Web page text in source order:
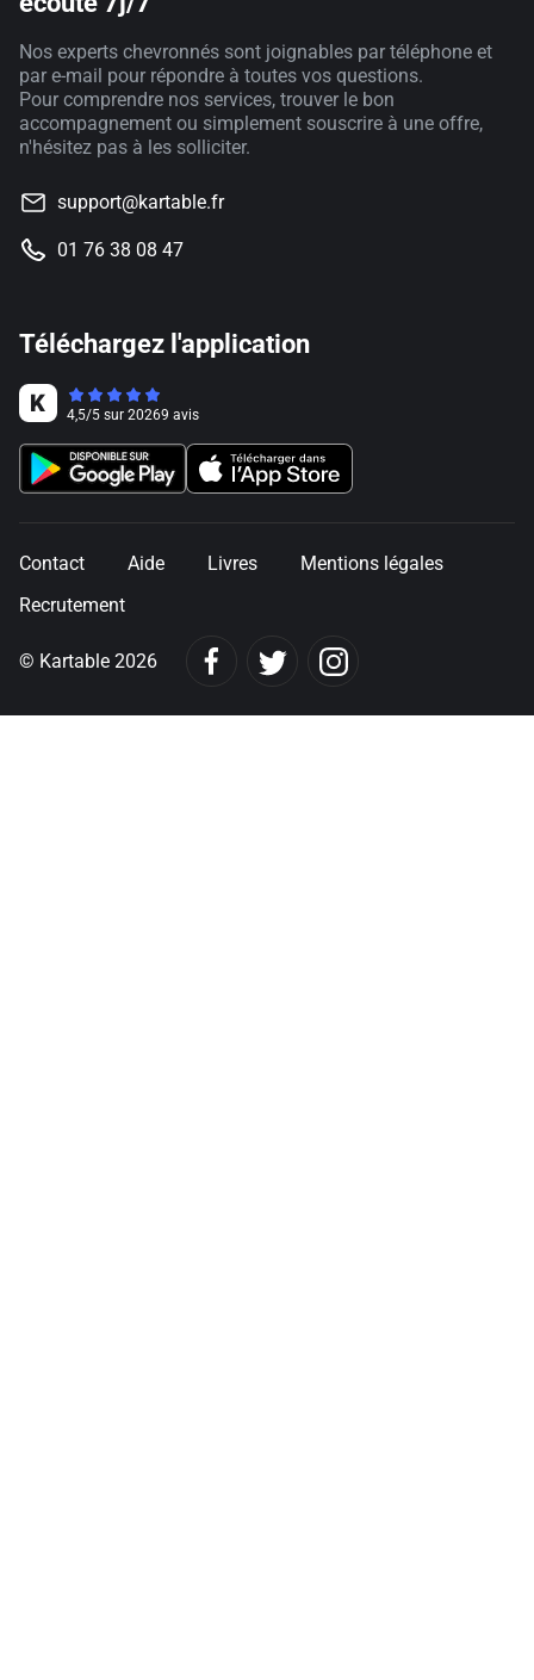
Nos experts chevronnés sont joignables par téléphone et
par e-mail pour répondre à toutes vos questions.
Pour comprendre nos services, trouver le bon
accompagnement ou simplement souscrire à une offre,
n'hésitez pas à les solliciter.
support@kartable.fr
01 76 38 08 47
Téléchargez l'application
4,5/5 sur 20269 avis
Contact Aide Livres
Mentions légales
Recrutement
© Kartable 2026